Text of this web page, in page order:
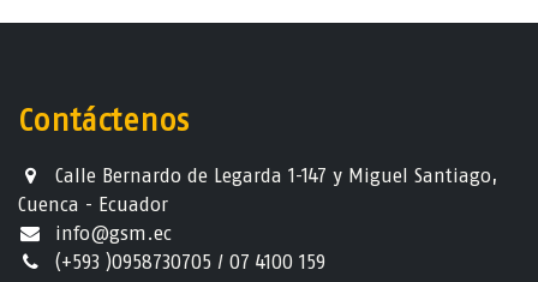
Contáctenos
Calle Bernardo de Legarda 1-147 y Miguel Santiago,
Cuenca - Ecuador
info@gsm.ec​
(+593 )0958730705 / 07 4100 159